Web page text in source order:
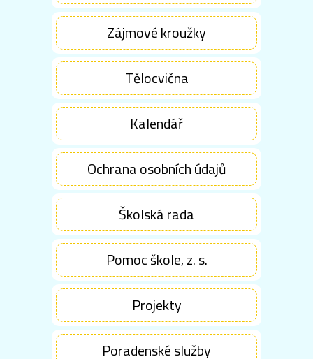
Zájmové kroužky
Tělocvična
Kalendář
Ochrana osobních údajů
Školská rada
Pomoc škole, z. s.
Projekty
Poradenské služby